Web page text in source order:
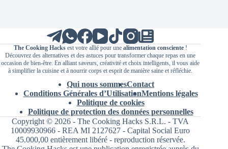
The Cooking Hacksest votre allié pour une alimentation consciente!
Découvrez des alternatives et des astuces pour transformer chaque repas en une
occasion de bien-être. En alliant saveurs, créativité et choix intelligents, il vous aide
à simplifier la cuisine et à nourrir corps et esprit de manière saine et réfléchie.
Qui nous sommesContact
Conditions Générales d’UtilisationMentions légales
Politique de cookies
Politique de protection des données personnelles
Copyright © 2026 - The Cooking Hacks S.R.L. - TVA
10009930966 - REA MI 2127627 - Capital Social Euro
45.000,00 entièrement libéré - reproduction réservée.